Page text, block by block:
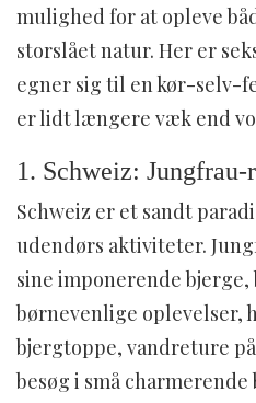
mulighed for at opleve
storslået natur. Her er
egner sig til en kør-selv-
er lidt længere væk end
1. Schweiz: Jungfrau-
Schweiz er et sandt
udendørs aktiviteter.
sine imponerende bjerge,
børnevenlige oplevelser,
bjergtoppe, vandreture
besøg i små